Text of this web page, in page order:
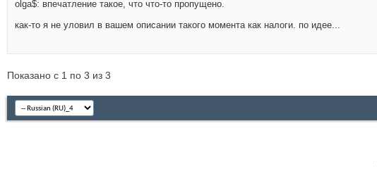
olga$: впечатление такое, что что-то пропущено.
как-то я не уловил в вашем описании такого момента как налоги. по идее...
Показано с 1 по 3 из 3